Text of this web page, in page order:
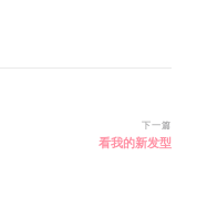
下一篇
看我的新发型